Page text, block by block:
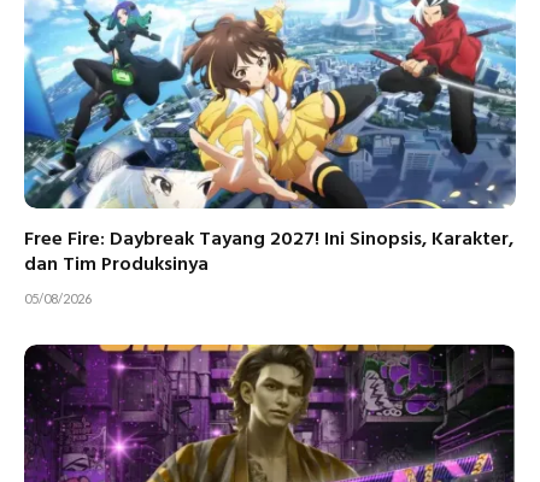
Free Fire: Daybreak Tayang 2027! Ini Sinopsis, Karakter,
dan Tim Produksinya
05/08/2026